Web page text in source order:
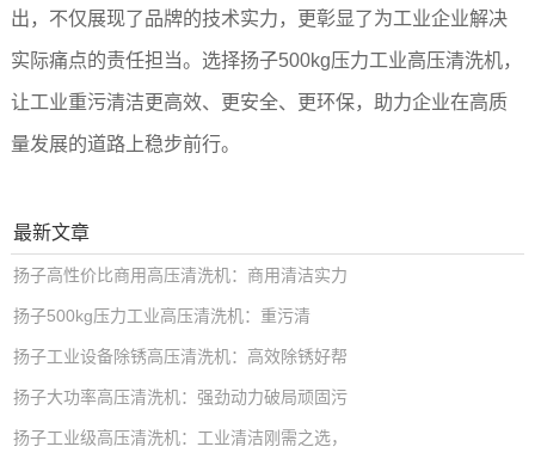
出，不仅展现了品牌的技术实力，更彰显了为工业企业解决
实际痛点的责任担当。选择扬子500kg压力工业高压清洗机，
让工业重污清洁更高效、更安全、更环保，助力企业在高质
量发展的道路上稳步前行。
最新文章
扬子高性价比商用高压清洗机：商用清洁实力
扬子500kg压力工业高压清洗机：重污清
扬子工业设备除锈高压清洗机：高效除锈好帮
扬子大功率高压清洗机：强劲动力破局顽固污
扬子工业级高压清洗机：工业清洁刚需之选，